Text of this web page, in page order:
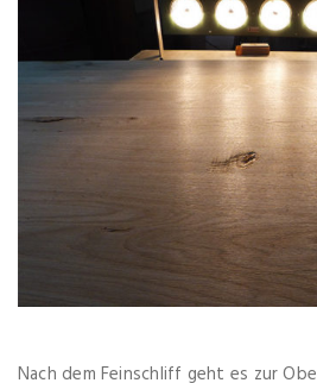
Nach dem Feinschliff geht es zur